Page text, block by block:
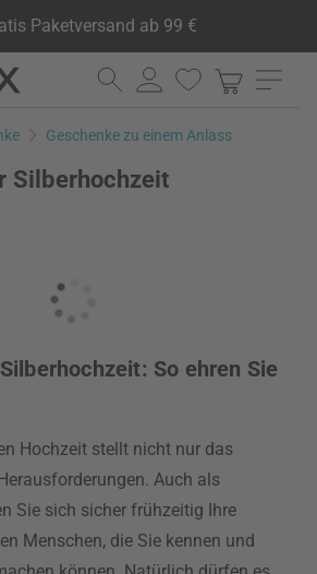
Paketversand ab 99 €
Geschenke zu einem Anlass
Silberhochzeit
So ehren Sie
Hochzeit stellt nicht nur das
Auch als
Sie sich sicher frühzeitig Ihre
Menschen, die Sie kennen und